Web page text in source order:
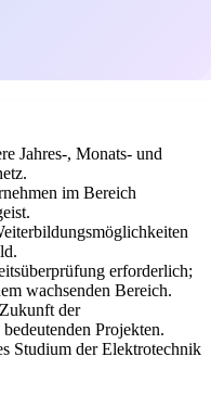
Jahres-, Monats- und
im Bereich
erforderlich;
wachsenden Bereich.
der
Projekten.
Studium der Elektrotechnik